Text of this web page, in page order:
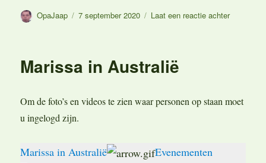
Auteur
OpaJaap
Geplaatst
7 september 2020 Laat een reactie achterop
Marissa in Australië
Om de foto’s en videos te zien waar personen op staan moet
u ingelogd zijn.
Marissa in Australië
Evenementen